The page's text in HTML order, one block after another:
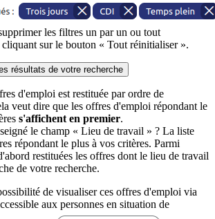
les filtres un par un ou tout
sur le bouton « Tout réinitialiser ».
résultats de votre recherche
d'emploi est restituée par ordre de
veut dire que les offres d'emploi répondant le
s'affichent en premier.
le champ « Lieu de travail » ? La liste
répondant le plus à vos critères. Parmi
restituées les offres dont le lieu de travail
de votre recherche.
de visualiser ces offres d'emploi via
aux personnes en situation de